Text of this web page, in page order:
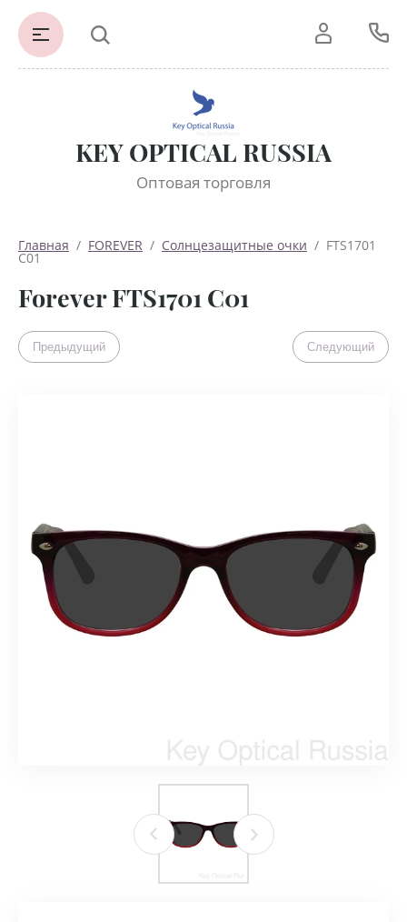
KEY OPTICAL RUSSIA
Оптовая торговля
Главная
  /
FOREVER
  /
Солнцезащитные очки
  /  FTS1701
C01
Forever FTS1701 C01
Предыдущий Следующий